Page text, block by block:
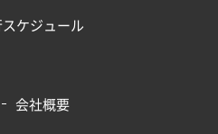
ケジュール
会社概要